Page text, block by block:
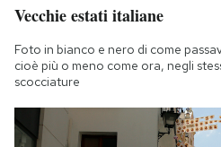
Vecchie estati italiane
Foto in bianco e nero di come
cioè più o meno come ora, negli
scocciature